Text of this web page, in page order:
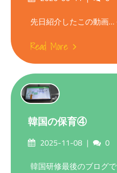
先日紹介したこの動画…
Read More
韓国の保育④
Posted2025-11-08
0
韓国研修最後のブログ